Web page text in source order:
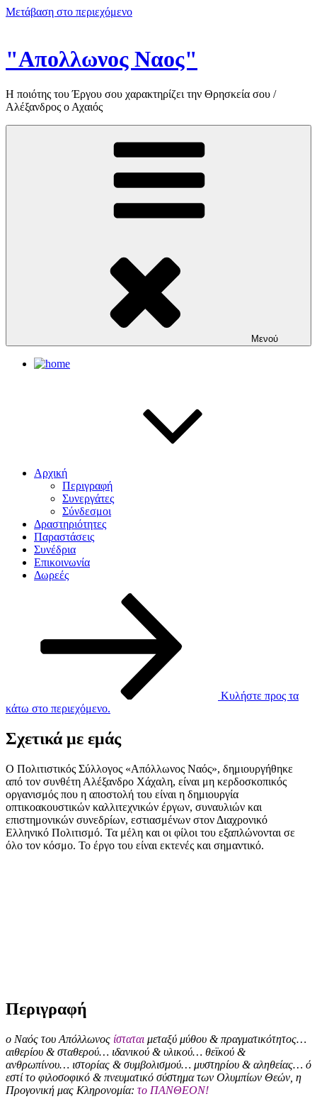
Μετάβαση στο περιεχόμενο
"Απολλωνος Ναος"
Η ποιότης του Έργου σου χαρακτηρίζει την Θρησκεία σου /
Αλέξανδρος ο Αχαιός
Μενού
Αρχική
Περιγραφή
Συνεργάτες
Σύνδεσμοι
Δραστηριότητες
Παραστάσεις
Συνέδρια
Επικοινωνία
Δωρεές
Κυλήστε προς τα
κάτω στο περιεχόμενο.
Σχετικά με εμάς
Ο Πολιτιστικός Σύλλογος «Απόλλωνος Ναός», δημιουργήθηκε
από τον συνθέτη Αλέξανδρο Χάχαλη, είναι μη κερδοσκοπικός
οργανισμός που η αποστολή του είναι η δημιουργία
οπτικοακουστικών καλλιτεχνικών έργων, συναυλιών και
επιστημονικών συνεδρίων, εστιασμένων στον Διαχρονικό
Ελληνικό Πολιτισμό. Τα μέλη και οι φίλοι του εξαπλώνονται σε
όλο τον κόσμο. Το έργο του είναι εκτενές και σημαντικό.
Περιγραφή
ο Ναός του Απόλλωνος ίσταται μεταξύ μύθου & πραγματικότητος…
αιθερίου & σταθερού… ιδανικού & υλικού… θεϊκού &
ανθρωπίνου… ιστορίας & συμβολισμού… μυστηρίου & αληθείας… ό
εστί το φιλοσοφικό & πνευματικό σύστημα των Ολυμπίων Θεών, η
Προγονική μας Κληρονομία: το ΠΑΝΘΕΟΝ!